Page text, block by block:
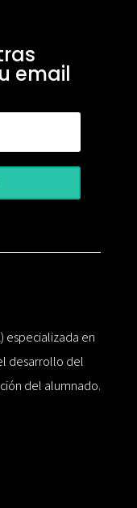
email
especializada en
desarrollo del
del alumnado.